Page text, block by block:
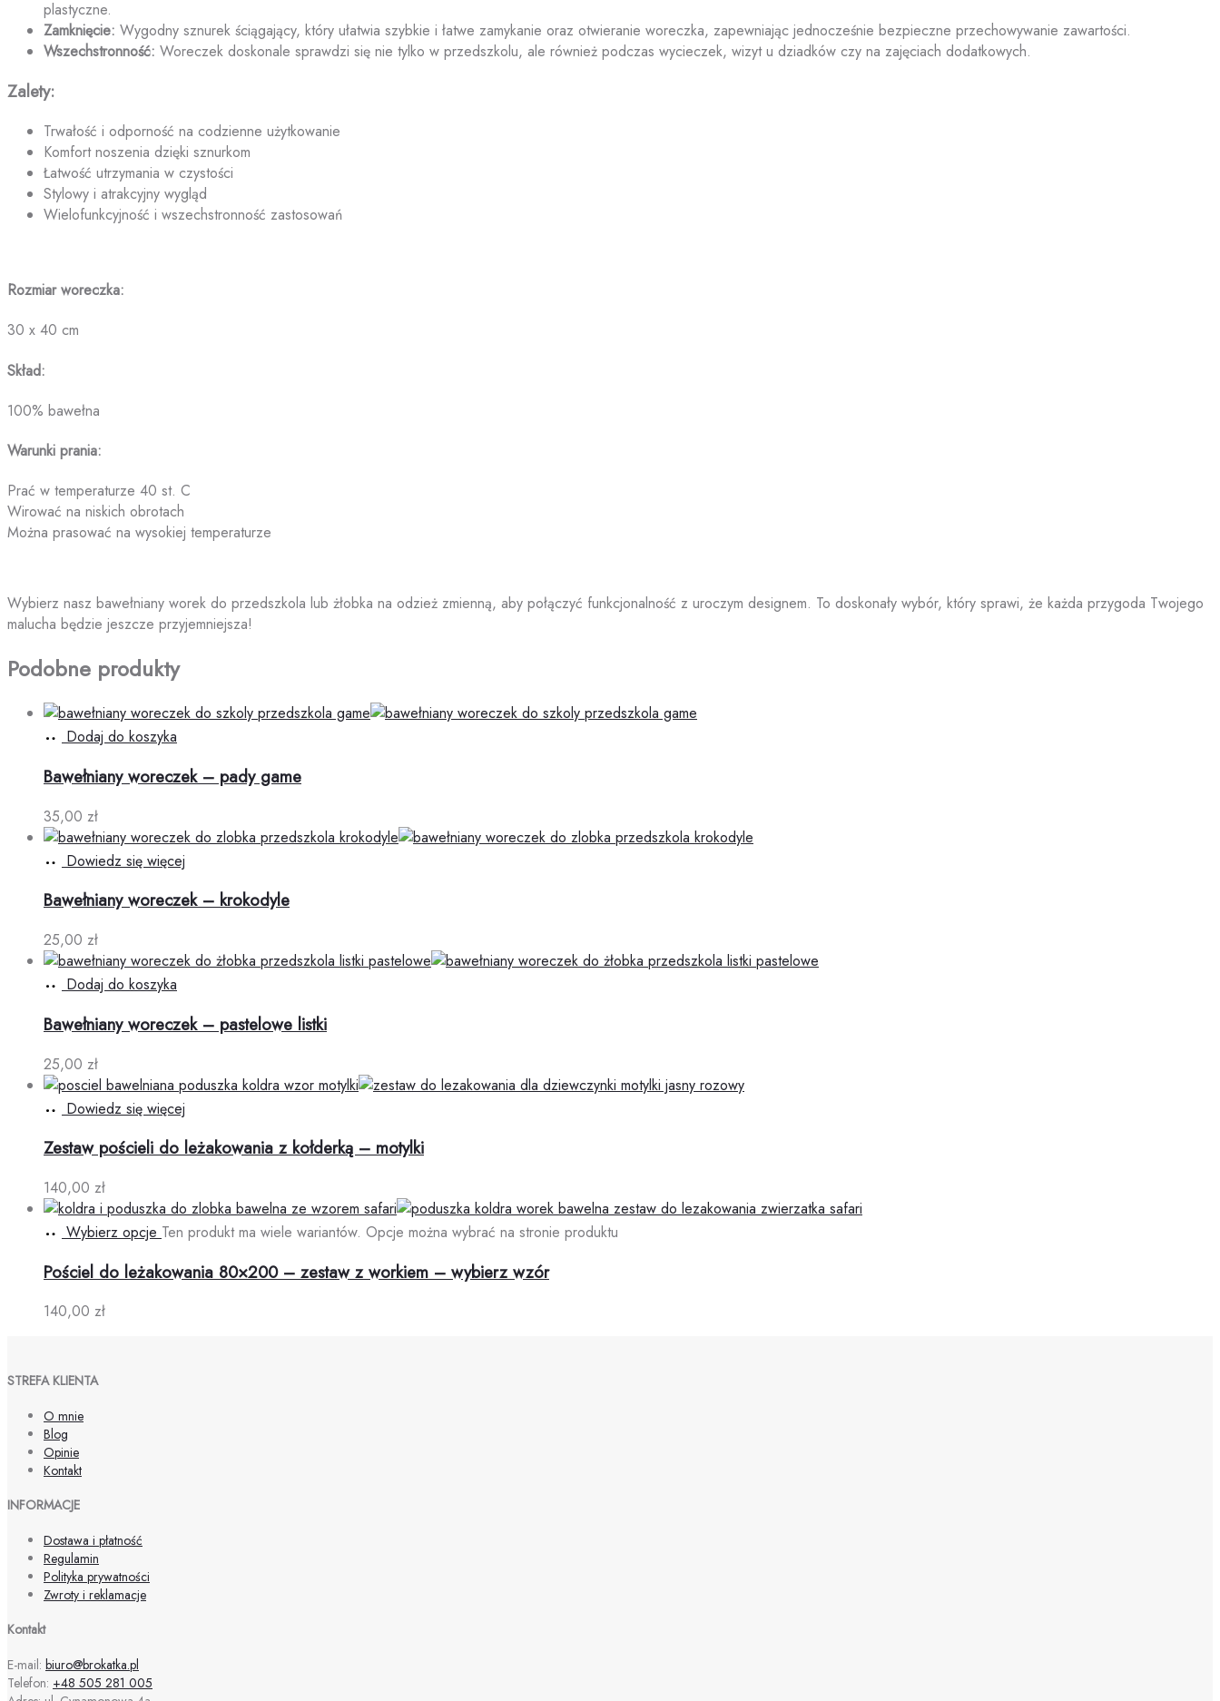
plastyczne.
Zamknięcie: Wygodny sznurek ściągający, który ułatwia szybkie i łatwe zamykanie oraz otwieranie woreczka, zapewniając jednocześnie bezpieczne przechowywanie zawartości.
Wszechstronność: Woreczek doskonale sprawdzi się nie tylko w przedszkolu, ale również podczas wycieczek, wizyt u dziadków czy na zajęciach dodatkowych.
Zalety:
Trwałość i odporność na codzienne użytkowanie
Komfort noszenia dzięki sznurkom
Łatwość utrzymania w czystości
Stylowy i atrakcyjny wygląd
Wielofunkcyjność i wszechstronność zastosowań
Rozmiar woreczka:
30 x 40 cm
Skład:
100% bawełna
Warunki prania:
Prać w temperaturze 40 st. C
Wirować na niskich obrotach
Można prasować na wysokiej temperaturze
Wybierz nasz bawełniany worek do przedszkola lub żłobka na odzież zmienną, aby połączyć funkcjonalność z uroczym designem. To doskonały wybór, który sprawi, że każda przygoda Twojego
malucha będzie jeszcze przyjemniejsza!
Podobne produkty
Dodaj do koszyka
Bawełniany woreczek – pady game
35,00 zł
Dowiedz się więcej
Bawełniany woreczek – krokodyle
25,00 zł
Dodaj do koszyka
Bawełniany woreczek – pastelowe listki
25,00 zł
Dowiedz się więcej
Zestaw pościeli do leżakowania z kołderką – motylki
140,00 zł
Wybierz opcje Ten produkt ma wiele wariantów. Opcje można wybrać na stronie produktu
Pościel do leżakowania 80×200 – zestaw z workiem – wybierz wzór
140,00 zł
STREFA KLIENTA
O mnie
Blog
Opinie
Kontakt
INFORMACJE
Dostawa i płatność
Regulamin
Polityka prywatności
Zwroty i reklamacje
Kontakt
E-mail: biuro@brokatka.pl
Telefon: +48 505 281 005